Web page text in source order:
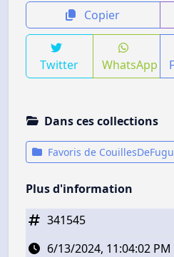
Copier
Twitter WhatsApp
Dans ces collections
Favoris de CouillesDeFugu
Plus d'information
341545
6/13/2024, 11:04:02 PM